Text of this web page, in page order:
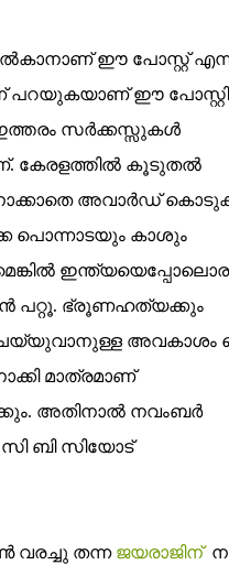
നല്‍കാനാണ് ഈ പോസ്റ്റ്‌
പറയുകയാണ് ഈ
ഇത്തരം സര്‍ക്കസ്സുകള്‍
കേരളത്തില്‍ കൂടുതല്‍
അവാര്‍ഡ്‌
പൊന്നാടയും കാശും
പറ്റൂ. ഭ്രൂണഹത്യക്കും
അവകാശം
മാത്രമാണ്
അതിനാല്‍ നവംബര്‍
സി ബി സിയോട്
വരച്ചു തന്ന ജയരാജിന്